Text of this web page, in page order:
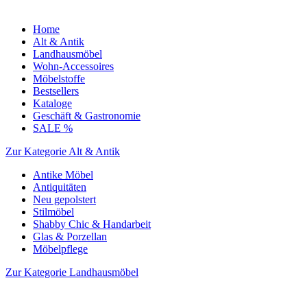
Home
Alt & Antik
Landhausmöbel
Wohn-Accessoires
Möbelstoffe
Bestsellers
Kataloge
Geschäft & Gastronomie
SALE %
Zur Kategorie Alt & Antik
Antike Möbel
Antiquitäten
Neu gepolstert
Stilmöbel
Shabby Chic & Handarbeit
Glas & Porzellan
Möbelpflege
Zur Kategorie Landhausmöbel